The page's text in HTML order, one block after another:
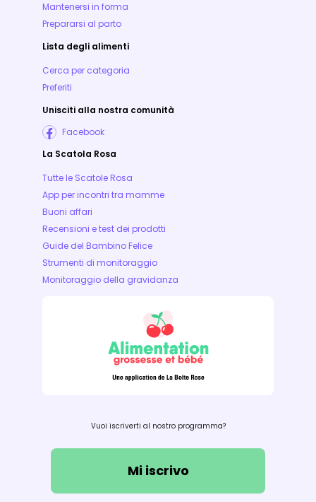
Mantenersi in forma
Prepararsi al parto
Lista degli alimenti
Cerca per categoria
Preferiti
Unisciti alla nostra comunità
Facebook
La Scatola Rosa
Tutte le Scatole Rosa
App per incontri tra mamme
Buoni affari
Recensioni e test dei prodotti
Guide del Bambino Felice
Strumenti di monitoraggio
Monitoraggio della gravidanza
Vuoi iscriverti al nostro programma?
Mi iscrivo